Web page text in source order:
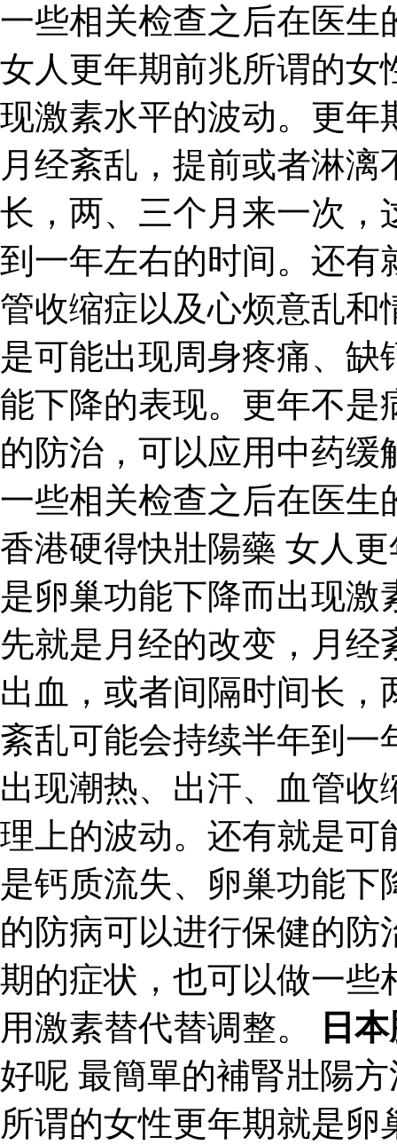
一些相关检查之后在医生
女人更年期前兆所谓的女
现激素水平的波动。更年
月经紊乱，提前或者淋
长，两、三个月来一次，
到一年左右的时间。还有
管收缩症以及心烦意乱和
是可能出现周身疼痛、
能下降的表现。更年不是
的防治，可以应用中药
一些相关检查之后在医生
香港硬得快壯陽藥 女人
是卵巢功能下降而出现
先就是月经的改变，月
出血，或者间隔时间长
紊乱可能会持续半年到一
出现潮热、出汗、血管
理上的波动。还有就是可
是钙质流失、卵巢功能
的防病可以进行保健的
期的症状，也可以做一些
用激素替代替调整。
日
好呢 最簡單的補腎壯陽
所谓的女性更年期就是